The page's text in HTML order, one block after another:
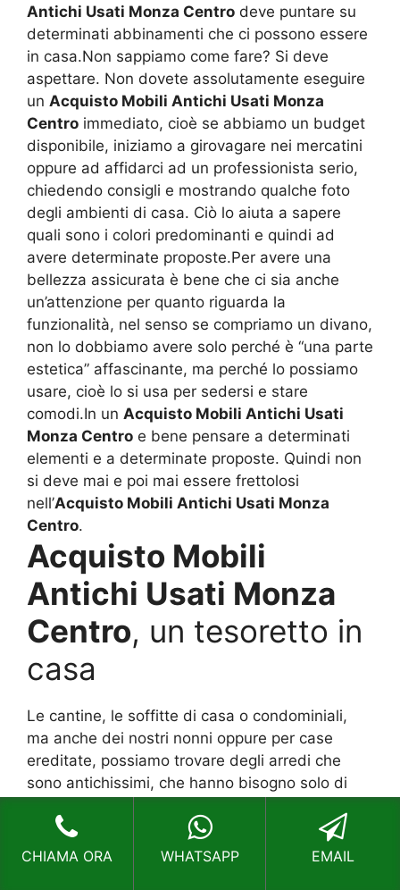
Antichi Usati Monza Centro deve puntare su
determinati abbinamenti che ci possono essere
in casa.Non sappiamo come fare? Si deve
aspettare. Non dovete assolutamente eseguire
un Acquisto Mobili Antichi Usati Monza
Centro immediato, cioè se abbiamo un budget
disponibile, iniziamo a girovagare nei mercatini
oppure ad affidarci ad un professionista serio,
chiedendo consigli e mostrando qualche foto
degli ambienti di casa. Ciò lo aiuta a sapere
quali sono i colori predominanti e quindi ad
avere determinate proposte.Per avere una
bellezza assicurata è bene che ci sia anche
un’attenzione per quanto riguarda la
funzionalità, nel senso se compriamo un divano,
non lo dobbiamo avere solo perché è “una parte
estetica” affascinante, ma perché lo possiamo
usare, cioè lo si usa per sedersi e stare
comodi.In un Acquisto Mobili Antichi Usati
Monza Centro e bene pensare a determinati
elementi e a determinate proposte. Quindi non
si deve mai e poi mai essere frettolosi
nell’Acquisto Mobili Antichi Usati Monza
Centro.
Acquisto Mobili
Antichi Usati Monza
Centro, un tesoretto in
casa
Le cantine, le soffitte di casa o condominiali,
ma anche dei nostri nonni oppure per case
ereditate, possiamo trovare degli arredi che
sono antichissimi, che hanno bisogno solo di
vengono buttati nelle isole ecologiche oppure si
chiamano degli svuota cantine per poterli
CHIAMA ORA WHATSAPP EMAIL